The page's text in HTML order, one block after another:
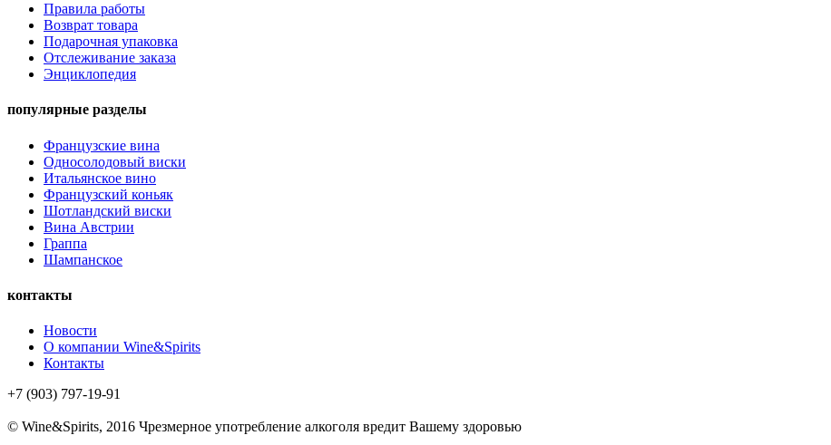
Правила работы
Возврат товара
Подарочная упаковка
Отслеживание заказа
Энциклопедия
популярные разделы
Французские вина
Односолодовый виски
Итальянское вино
Французский коньяк
Шотландский виски
Вина Австрии
Граппа
Шампанское
контакты
Новости
О компании Wine&Spirits
Контакты
+7 (903) 797-19-91
© Wine&Spirits, 2016 Чрезмерное употребление алкоголя вредит Вашему здоровью